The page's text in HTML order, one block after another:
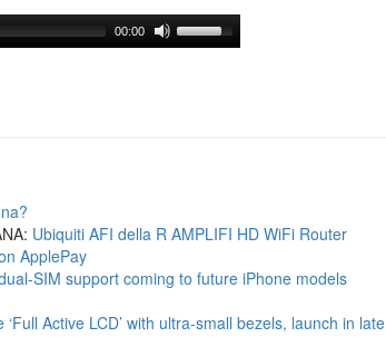
00:00
Ubiquiti AFI della R AMPLIFI HD WiFi Router
ApplePay
SIM support coming to future iPhone models
Active LCD’ with ultra-small bezels, launch in late